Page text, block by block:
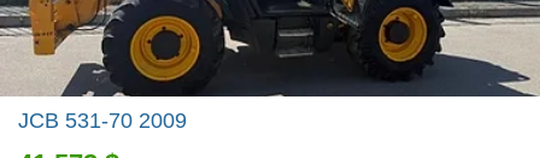
JCB 531-70 2009